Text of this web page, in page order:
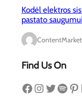
Kodėl elektros
pastato
Find Us On
Facebook Instagram Twitter Spotify Pinterest